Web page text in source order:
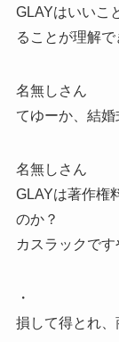
GLAYはいいこ
ることが理解で
名無しさん
てゆーか、結
名無しさん
GLAYは著作権
のか？
カスラックです
・
損して得とれ、